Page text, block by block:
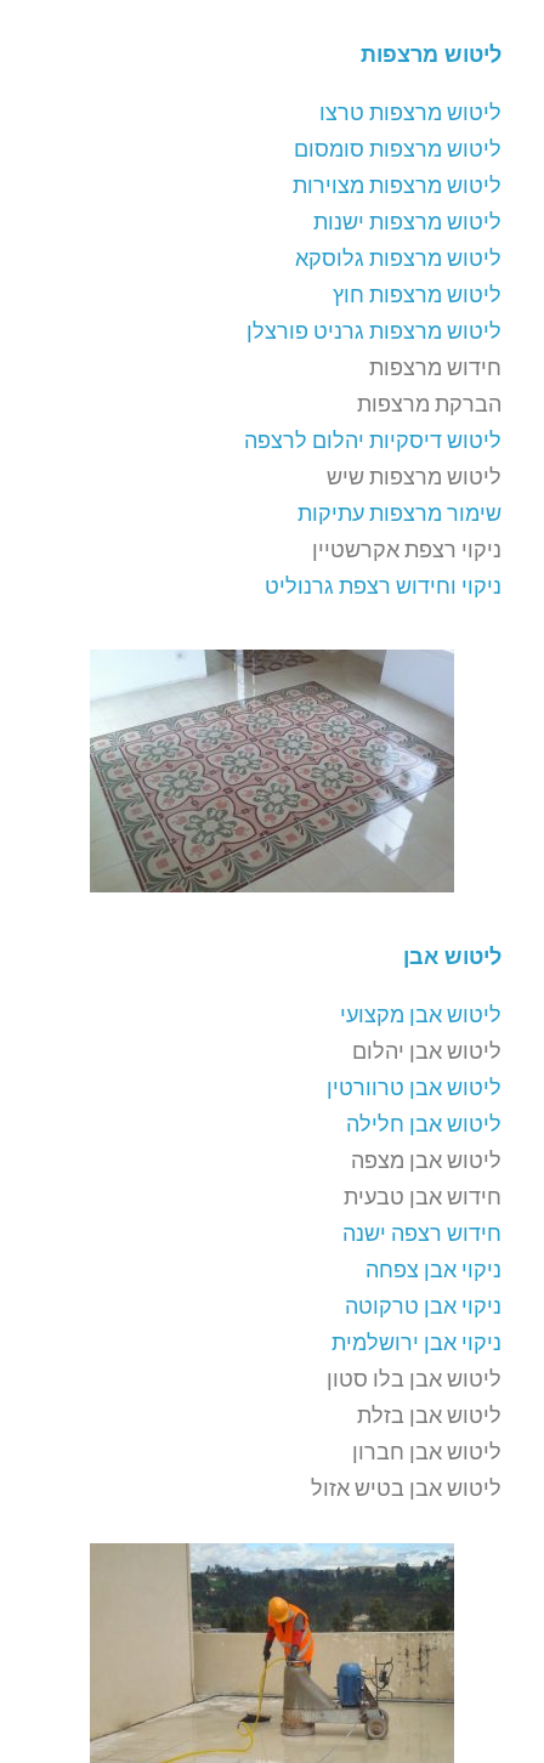
ליטוש מרצפות
ליטוש מרצפות טרצו
ליטוש מרצפות סומסום
ליטוש מרצפות מצוירות
ליטוש מרצפות ישנות
ליטוש מרצפות גלוסקא
ליטוש מרצפות חוץ
ליטוש מרצפות גרניט פורצלן
חידוש מרצפות
הברקת מרצפות
ליטוש דיסקיות יהלום לרצפה
ליטוש מרצפות שיש
שימור מרצפות עתיקות
ניקוי רצפת אקרשטיין
ניקוי וחידוש רצפת גרנוליט
ליטוש אבן
ליטוש אבן מקצועי
ליטוש אבן יהלום
ליטוש אבן טרוורטין
ליטוש אבן חלילה
ליטוש אבן מצפה
חידוש אבן טבעית
חידוש רצפה ישנה
ניקוי אבן צפחה
ניקוי אבן טרקוטה
ניקוי אבן ירושלמית
ליטוש אבן בלו סטון
ליטוש אבן בזלת
ליטוש אבן חברון
ליטוש אבן בטיש אזול